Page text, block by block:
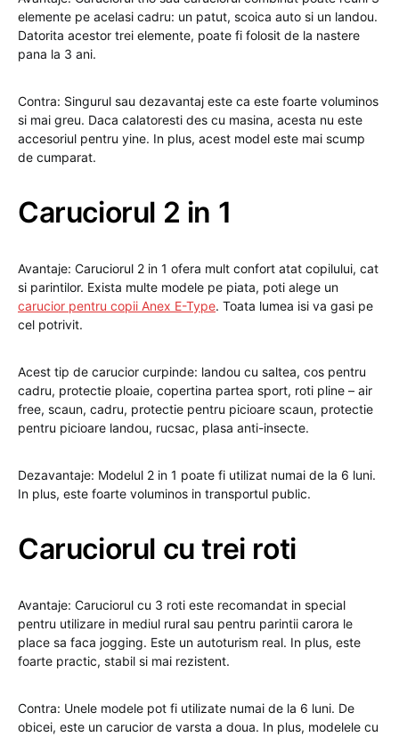
elemente pe acelasi cadru: un patut, scoica auto si un landou.
Datorita acestor trei elemente, poate fi folosit de la nastere
pana la 3 ani.
Contra: Singurul sau dezavantaj este ca este foarte voluminos
si mai greu. Daca calatoresti des cu masina, acesta nu este
accesoriul pentru yine. In plus, acest model este mai scump
de cumparat.
Caruciorul 2 in 1
Avantaje: Caruciorul 2 in 1 ofera mult confort atat copilului, cat
si parintilor. Exista multe modele pe piata, poti alege un
carucior pentru copii Anex E-Type. Toata lumea isi va gasi pe
cel potrivit.
Acest tip de carucior curpinde: landou cu saltea, cos pentru
cadru, protectie ploaie, copertina partea sport, roti pline – air
free, scaun, cadru, protectie pentru picioare scaun, protectie
pentru picioare landou, rucsac, plasa anti-insecte.
Dezavantaje: Modelul 2 in 1 poate fi utilizat numai de la 6 luni.
In plus, este foarte voluminos in transportul public.
Caruciorul cu trei roti
Avantaje: Caruciorul cu 3 roti este recomandat in special
pentru utilizare in mediul rural sau pentru parintii carora le
place sa faca jogging. Este un autoturism real. In plus, este
foarte practic, stabil si mai rezistent.
Contra: Unele modele pot fi utilizate numai de la 6 luni. De
obicei, este un carucior de varsta a doua. In plus, modelele cu